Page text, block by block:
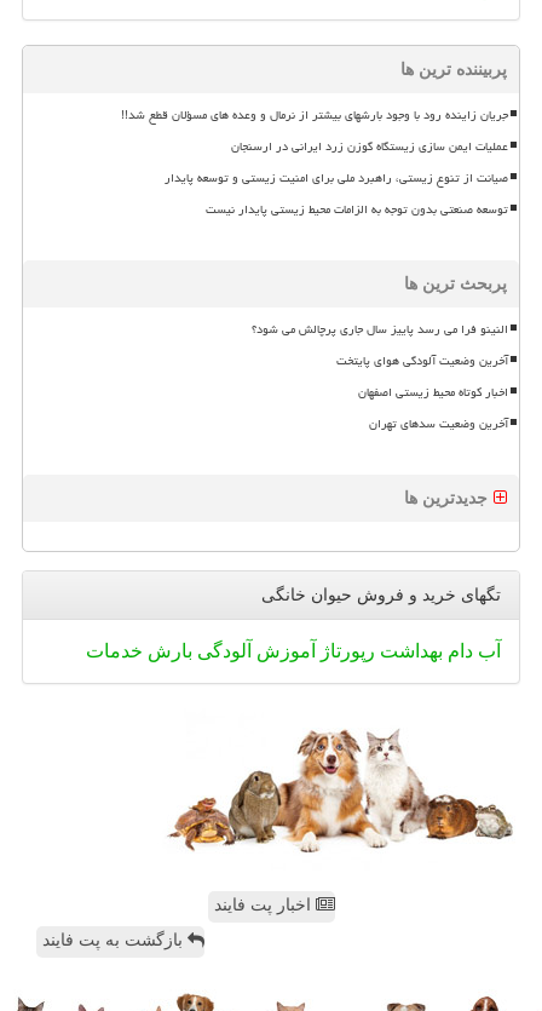
پربیننده ترین ها
جریان زاینده رود با وجود بارشهای بیشتر از نرمال و وعده های مسؤلان قطع شد!!
عملیات ایمن سازی زیستگاه گوزن زرد ایرانی در ارسنجان
صیانت از تنوع زیستی، راهبرد ملی برای امنیت زیستی و توسعه پایدار
توسعه صنعتی بدون توجه به الزامات محیط زیستی پایدار نیست
پربحث ترین ها
النینو فرا می رسد پاییز سال جاری پرچالش می شود؟
آخرین وضعیت آلودگی هوای پایتخت
اخبار کوتاه محیط زیستی اصفهان
آخرین وضعیت سدهای تهران
جدیدترین ها
تگهای خرید و فروش حیوان خانگی
آب دام بهداشت رپورتاژ آموزش آلودگی بارش خدمات
اخبار پت فایند
بازگشت به پت فایند